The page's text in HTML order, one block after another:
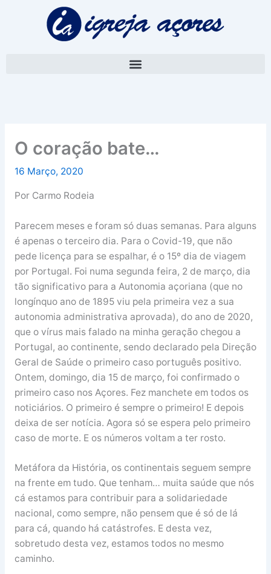
O coração bate…
16 Março, 2020
Por Carmo Rodeia
Parecem meses e foram só duas semanas. Para alguns
é apenas o terceiro dia. Para o Covid-19, que não
pede licença para se espalhar, é o 15º dia de viagem
por Portugal. Foi numa segunda feira, 2 de março, dia
tão significativo para a Autonomia açoriana (que no
longínquo ano de 1895 viu pela primeira vez a sua
autonomia administrativa aprovada), do ano de 2020,
que o vírus mais falado na minha geração chegou a
Portugal, ao continente, sendo declarado pela Direção
Geral de Saúde o primeiro caso português positivo.
Ontem, domingo, dia 15 de março, foi confirmado o
primeiro caso nos Açores. Fez manchete em todos os
noticiários. O primeiro é sempre o primeiro! E depois
deixa de ser notícia. Agora só se espera pelo primeiro
caso de morte. E os números voltam a ter rosto.
Metáfora da História, os continentais seguem sempre
na frente em tudo. Que tenham… muita saúde que nós
cá estamos para contribuir para a solidariedade
nacional, como sempre, não pensem que é só de lá
para cá, quando há catástrofes. E desta vez,
sobretudo desta vez, estamos todos no mesmo
caminho.